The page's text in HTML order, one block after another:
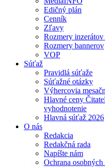
Edičný plán
Cenník
Zľavy
Rozmery
Rozmery bannerov
VOP
Súťaž
Pravidlá súťaže
Súťažné otázky
Výhercovia
Hlavné ceny
vyhodnotenie
Hlavná súťaž 2026
O nás
Redakcia
Redakčná rada
Napíšte nám
Ochrana